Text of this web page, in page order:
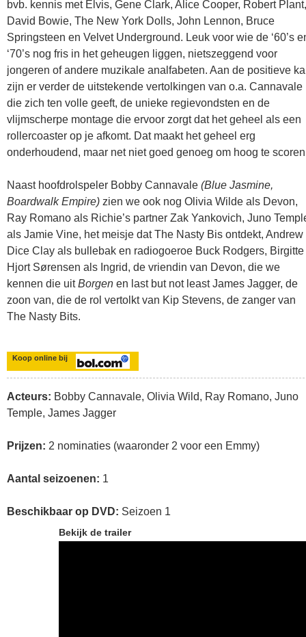
bvb. kennis met Elvis, Gene Clark, Alice Cooper, Robert Plant,
David Bowie, The New York Dolls, John Lennon, Bruce
Springsteen en Velvet Underground. Leuk voor wie de ‘60’s
‘70’s nog fris in het geheugen liggen, nietszeggend voor
jongeren of andere muzikale analfabeten. Aan de positieve
zijn er verder de uitstekende vertolkingen van o.a. Cannavale
die zich ten volle geeft, de unieke regievondsten en de
vlijmscherpe montage die ervoor zorgt dat het geheel als een
rollercoaster op je afkomt. Dat maakt het geheel erg
onderhoudend, maar net niet goed genoeg om hoog te
Naast hoofdrolspeler Bobby Cannavale (Blue Jasmine,
Boardwalk Empire) zien we ook nog Olivia Wilde als Devon,
Ray Romano als Richie’s partner Zak Yankovich, Juno
als Jamie Vine, het meisje dat The Nasty Bis ontdekt, Andrew
Dice Clay als bullebak en radiogoeroe Buck Rodgers, Birgitte
Hjort Sørensen als Ingrid, de vriendin van Devon, die we
kennen die uitBorgen en last but not least James Jagger, de
zoon van, die de rol vertolkt van Kip Stevens, de zanger van
The Nasty Bits.
Koop online bij
Acteurs: Bobby Cannavale, Olivia Wild, Ray Romano, Juno
Temple, James Jagger
Prijzen: 2 nominaties (waaronder 2 voor een Emmy)
Aantal seizoenen: 1
Beschikbaar op DVD: Seizoen 1
Bekijk de trailer